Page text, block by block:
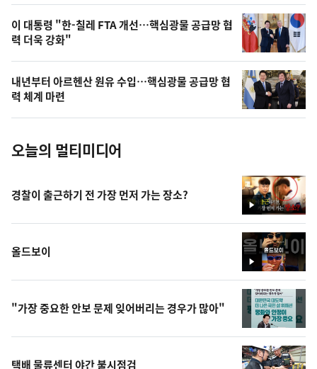
오
늘
의
사
진
이 대통령 "한-칠레 FTA 개선…핵심광물 공급망 협
력 더욱 강화"
내년부터 아르헨산 원유 수입…핵심광물 공급망 협
력 체계 마련
오늘의 멀티미디어
영
상
경찰이 출근하기 전 가장 먼저 가는 장소?
영
상
올드보이
"가장 중요한 안보 문제 잊어버리는 경우가 많아"
택배 물류센터 야간 불시점검